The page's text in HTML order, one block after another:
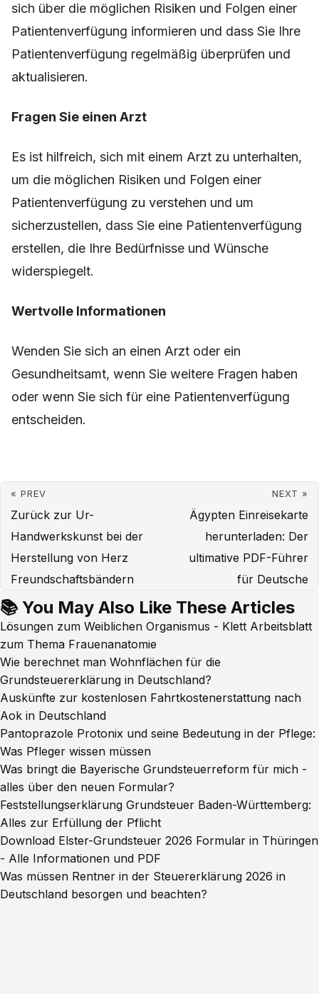
sich über die möglichen Risiken und Folgen einer
Patientenverfügung informieren und dass Sie Ihre
Patientenverfügung regelmäßig überprüfen und
aktualisieren.
Fragen Sie einen Arzt
Es ist hilfreich, sich mit einem Arzt zu unterhalten,
um die möglichen Risiken und Folgen einer
Patientenverfügung zu verstehen und um
sicherzustellen, dass Sie eine Patientenverfügung
erstellen, die Ihre Bedürfnisse und Wünsche
widerspiegelt.
Wertvolle Informationen
Wenden Sie sich an einen Arzt oder ein
Gesundheitsamt, wenn Sie weitere Fragen haben
oder wenn Sie sich für eine Patientenverfügung
entscheiden.
« PREV
Zurück zur Ur-
Handwerkskunst bei der
Herstellung von Herz
Freundschaftsbändern
NEXT »
Ägypten Einreisekarte
herunterladen: Der
ultimative PDF-Führer
für Deutsche
📚 You May Also Like These Articles
Lösungen zum Weiblichen Organismus - Klett Arbeitsblatt
zum Thema Frauenanatomie
Wie berechnet man Wohnflächen für die
Grundsteuererklärung in Deutschland?
Auskünfte zur kostenlosen Fahrtkostenerstattung nach
Aok in Deutschland
Pantoprazole Protonix und seine Bedeutung in der Pflege:
Was Pfleger wissen müssen
Was bringt die Bayerische Grundsteuerreform für mich -
alles über den neuen Formular?
Feststellungserklärung Grundsteuer Baden-Württemberg:
Alles zur Erfüllung der Pflicht
Download Elster-Grundsteuer 2026 Formular in Thüringen
- Alle Informationen und PDF
Was müssen Rentner in der Steuererklärung 2026 in
Deutschland besorgen und beachten?